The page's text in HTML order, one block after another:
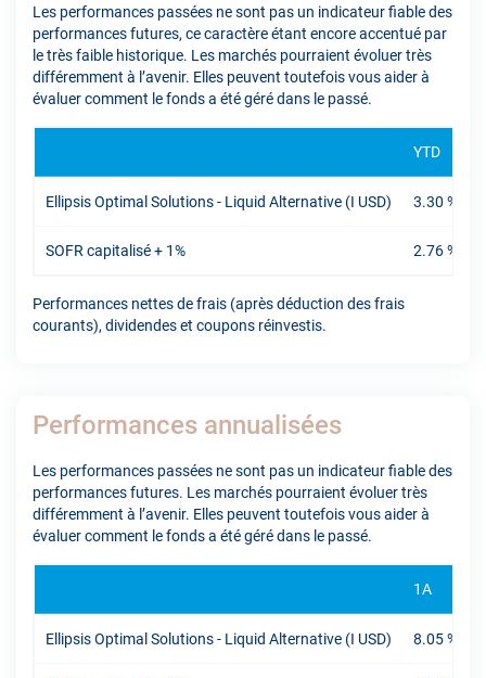
Les performances passées ne sont pas un indicateur fiable des
performances futures, ce caractère étant encore accentué par
le très faible historique. Les marchés pourraient évoluer très
différemment à l’avenir. Elles peuvent toutefois vous aider à
évaluer comment le fonds a été géré dans le passé.
YTD
Ellipsis Optimal Solutions - Liquid Alternative (I USD) 3.30 %
SOFR capitalisé + 1% 2.76 %
Performances nettes de frais (après déduction des frais
courants), dividendes et coupons réinvestis.
Performances annualisées
Les performances passées ne sont pas un indicateur fiable des
performances futures. Les marchés pourraient évoluer très
différemment à l’avenir. Elles peuvent toutefois vous aider à
évaluer comment le fonds a été géré dans le passé.
1A
Ellipsis Optimal Solutions - Liquid Alternative (I USD) 8.05 %